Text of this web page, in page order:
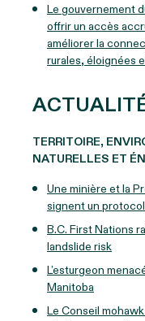
Le gouvernement
offrir un accès
améliorer la
rurales, éloignées
TERRITOIRE,
NATURELLES ET
Une minière et la
signent un
B.C. First Nations
landslide risk
L’esturgeon
Manitoba
Le Conseil